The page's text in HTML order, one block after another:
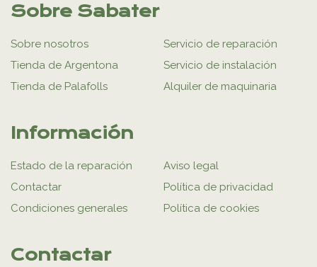
Sobre Sabater
Sobre nosotros
Tienda de Argentona
Tienda de Palafolls
Servicio de reparación
Servicio de instalación
Alquiler de maquinaria
Información
Estado de la reparación
Contactar
Condiciones generales
Aviso legal
Política de privacidad
Política de cookies
Contactar